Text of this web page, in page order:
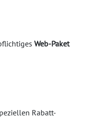
Web-Paket
Rabatt-